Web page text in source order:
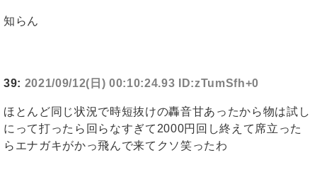
知らん
39: 2021/09/12(日) 00:10:24.93 ID:zTumSfh+0
ほとんど同じ状況で時短抜けの轟音甘あったから物は試し
にって打ったら回らなすぎて2000円回し終えて席立った
らエナガキがかっ飛んで来てクソ笑ったわ